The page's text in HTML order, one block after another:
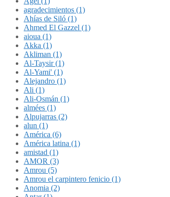
agradecimientos (1)
Ahías de Siló (1)
Ahmed El Gazzel (1)
aioua (1)
Akka (1)
Akliman (1)
Al-Taysir (1)
Al-Yami' (1)
Alejandro (1)
Ali (1)
Ali-Osmán (1)
almées (1)
Alpujarras (2)
alun (1)
América (6)
América latina (1)
amistad (1)
AMOR (3)
Amrou (5)
Amrou el carpintero fenicio (1)
Anomia (2)